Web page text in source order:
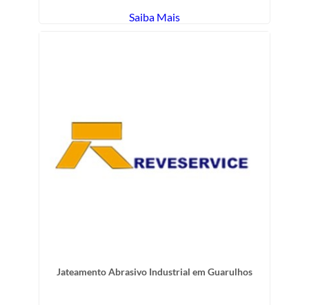
Saiba Mais
Jateamento Abrasivo Industrial em Guarulhos